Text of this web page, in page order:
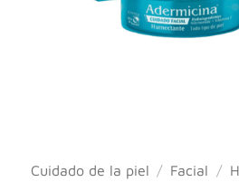
Cuidado de la piel / Facial /